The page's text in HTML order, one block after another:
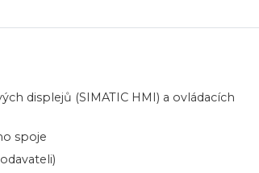
displejů (SIMATIC HMI) a ovládacích
spoje